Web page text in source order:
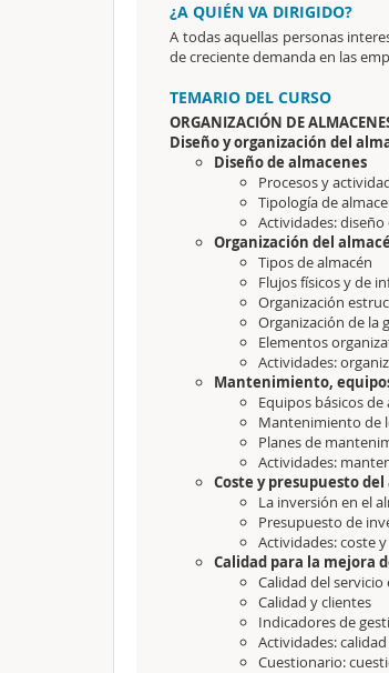
¿A QUIÉN VA DIRIGIDO?
A todas aquellas personas
de creciente demanda en las
TEMARIO DEL CURSO
ORGANIZACIÓN DE
Diseño y organización del
Diseño de almacenes
Procesos y
Tipología de
Actividades: diseño
Organización del
Tipos de almacén
Flujos físicos y de
Organización
Organización de la
Elementos
Actividades:
Mantenimiento,
Equipos básicos
Mantenimiento de
Planes de
Actividades:
Coste y presupuesto
La inversión en el
Presupuesto de
Actividades: coste
Calidad para la mejora
Calidad del servicio
Calidad y clientes
Indicadores de
Actividades:
Cuestionario: